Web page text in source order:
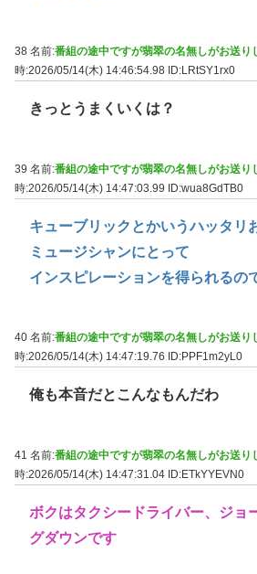
38 名前:番組の途中ですが翡翠の名無しがお送り
時:2026/05/14(木) 14:46:54.98 ID:LRtSY1rx0
きっとうまくいくは？
39 名前:番組の途中ですが翡翠の名無しがお送り
時:2026/05/14(木) 14:47:03.99 ID:wua8GdTB0
キューブリックとかいうハッタリ
ミュージシャンにとって
インスピレーションを得られるの
40 名前:番組の途中ですが翡翠の名無しがお送り
時:2026/05/14(木) 14:47:19.76
ID:PPF1m2yL0
俺も本音だとこんなもんだわ
41 名前:番組の途中ですが翡翠の名無しがお送り
時:2026/05/14(木) 14:47:31.04 ID:ETkYYEVN0
ボクはタクシードライバー、ジョ
グダウンです